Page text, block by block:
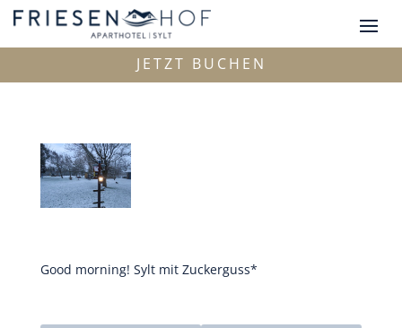
JETZT BUCHEN
Good morning! Sylt mit Zuckerguss*